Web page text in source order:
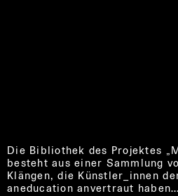
Die Bibliothek des Projektes
besteht aus einer Sammlung
Klängen, die Künstler_innen
aneducation anvertraut haben…